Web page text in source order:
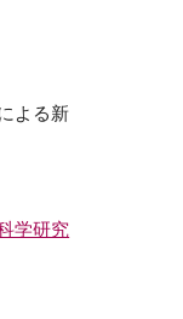
よる新
学研究